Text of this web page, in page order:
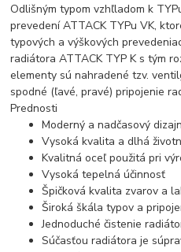
Odlišným typom vzhľladom k
prevedení ATTACK TYPu VK,
typových a výškových
radiátora ATTACK TYP K s tým
elementy sú nahradené tzv.
spodné (ľavé, pravé) pripojenie
Prednosti
Moderný a nadčasový dizajn
Vysoká kvalita a dlhá
Kvalitná oceľ použitá pri
Vysoká tepelná účinnosť
Špičková kvalita zvarov a
Široká škála typov a
Jednoduché čistenie
Súčasťou radiátora je